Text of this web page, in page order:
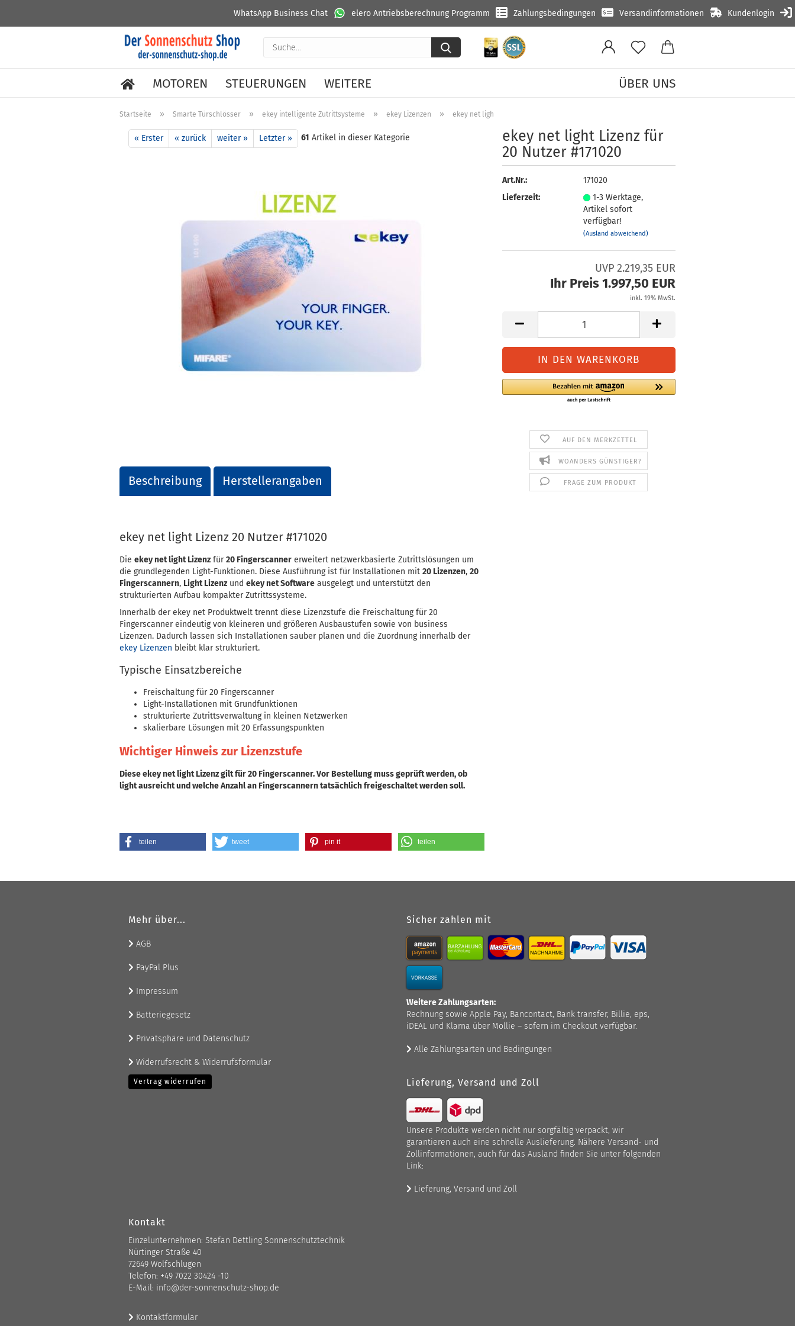
Kundenlogin
Versandinformationen
Zahlungsbedingungen
elero Antriebsberechnung Programm
WhatsApp Business Chat
Suche...
MOTOREN STEUERUNGEN ÜBER UNS
WEITERE
Startseite » Smarte Türschlösser » ekey intelligente Zutrittsysteme » ekey Lizenzen » ekey net light Lizenz für 20 Nutzer #171020
« Erster « zurück weiter » Letzter » 61 Artikel in dieser Kategorie
ekey net light Li­zenz für
20 Nut­zer #171020
Art.Nr.:
171020
Lieferzeit:
1-3 Werktage,
Artikel sofort
verfügbar!
(Ausland abweichend)
UVP 2.219,35 EUR
Ihr Preis 1.997,50 EUR
inkl. 19% MwSt.
AUF DEN MERKZETTEL
WOANDERS GÜNSTIGER?
FRAGE ZUM PRODUKT
Beschreibung Herstellerangaben
ekey net light Lizenz 20 Nutzer #171020
Die ekey net light Lizenz für20 Fingerscanner erweitert netzwerkbasierte Zutrittslösungen um
die grundlegenden Light-Funktionen. Diese Ausführung ist für Installationen mit 20 Lizenzen, 20
Fingerscannern, Light Lizenz und ekey net Software ausgelegt und unterstützt den
strukturierten Aufbau kompakter Zutrittssysteme.
Innerhalb der ekey net Produktwelt trennt diese Lizenzstufe die Freischaltung für 20
Fingerscanner eindeutig von kleineren und größeren Ausbaustufen sowie von business
Lizenzen. Dadurch lassen sich Installationen sauber planen und die Zuordnung innerhalb der
ekey Lizenzen bleibt klar strukturiert.
Typische Einsatzbereiche
Freischaltung für 20 Fingerscanner
Light-Installationen mit Grundfunktionen
strukturierte Zutrittsverwaltung in kleinen Netzwerken
skalierbare Lösungen mit 20 Erfassungspunkten
Wichtiger Hinweis zur Lizenzstufe
Diese ekey net light Lizenz gilt für 20 Fingerscanner. Vor Bestellung muss geprüft werden, ob
light ausreicht und welche Anzahl an Fingerscannern tatsächlich freigeschaltet werden soll.
teilen tweet pin it teilen
Mehr über...
AGB
PayPal Plus
Impressum
Batteriegesetz
Privatsphäre und Datenschutz
Widerrufsrecht & Widerrufsformular
Vertrag widerrufen
Sicher zahlen mit
Weitere Zahlungsarten:
Rechnung sowie Apple Pay, Bancontact, Bank transfer, Billie, eps,
iDEAL und Klarna über Mollie – sofern im Checkout verfügbar.
Alle Zahlungsarten und Bedingungen
Lieferung, Versand und Zoll
Unsere Produkte werden nicht nur sorgfältig verpackt, wir
garantieren auch eine schnelle Auslieferung. Nähere Versand- und
Zollinformationen, auch für das Ausland finden Sie unter folgenden
Link:
Lieferung, Versand und Zoll
Kontakt
Einzelunternehmen: Stefan Dettling Sonnenschutztechnik
Nürtinger Straße 40
72649 Wolfschlugen
Telefon: +49 7022 30424 -10
E-Mail: info@der-sonnenschutz-shop.de
Kontaktformular